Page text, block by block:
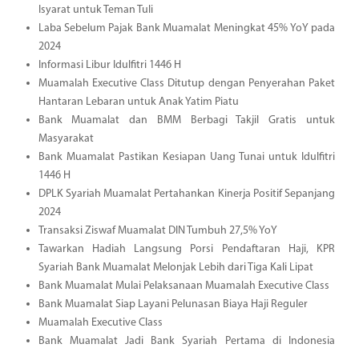
Isyarat untuk Teman Tuli
Laba Sebelum Pajak Bank Muamalat Meningkat 45% YoY pada
2024
Informasi Libur Idulfitri 1446 H
Muamalah Executive Class Ditutup dengan Penyerahan Paket
Hantaran Lebaran untuk Anak Yatim Piatu
Bank Muamalat dan BMM Berbagi Takjil Gratis untuk
Masyarakat
Bank Muamalat Pastikan Kesiapan Uang Tunai untuk Idulfitri
1446 H
DPLK Syariah Muamalat Pertahankan Kinerja Positif Sepanjang
2024
Transaksi Ziswaf Muamalat DIN Tumbuh 27,5% YoY
Tawarkan Hadiah Langsung Porsi Pendaftaran Haji, KPR
Syariah Bank Muamalat Melonjak Lebih dari Tiga Kali Lipat
Bank Muamalat Mulai Pelaksanaan Muamalah Executive Class
Bank Muamalat Siap Layani Pelunasan Biaya Haji Reguler
Muamalah Executive Class
Bank Muamalat Jadi Bank Syariah Pertama di Indonesia